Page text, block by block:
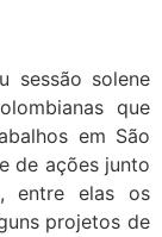
sessão solene
que
em São
de ações junto
entre elas os
projetos de